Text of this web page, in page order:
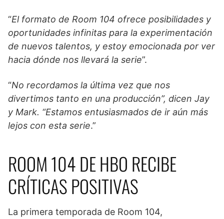
“El formato de Room 104 ofrece posibilidades y
oportunidades infinitas para la experimentación
de nuevos talentos, y estoy emocionada por ver
hacia dónde nos llevará la serie”.
“No recordamos la última vez que nos
divertimos tanto en una producción”, dicen Jay
y Mark. “Estamos entusiasmados de ir aún más
lejos con esta serie.”
ROOM 104 DE HBO RECIBE
CRÍTICAS POSITIVAS
La primera temporada de Room 104,